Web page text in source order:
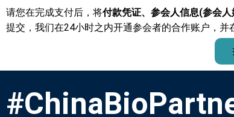
请您在完成支付后，将付款凭证、参会人信息(参会
提交，我们在24小时之内开通参会者的合作账户，并